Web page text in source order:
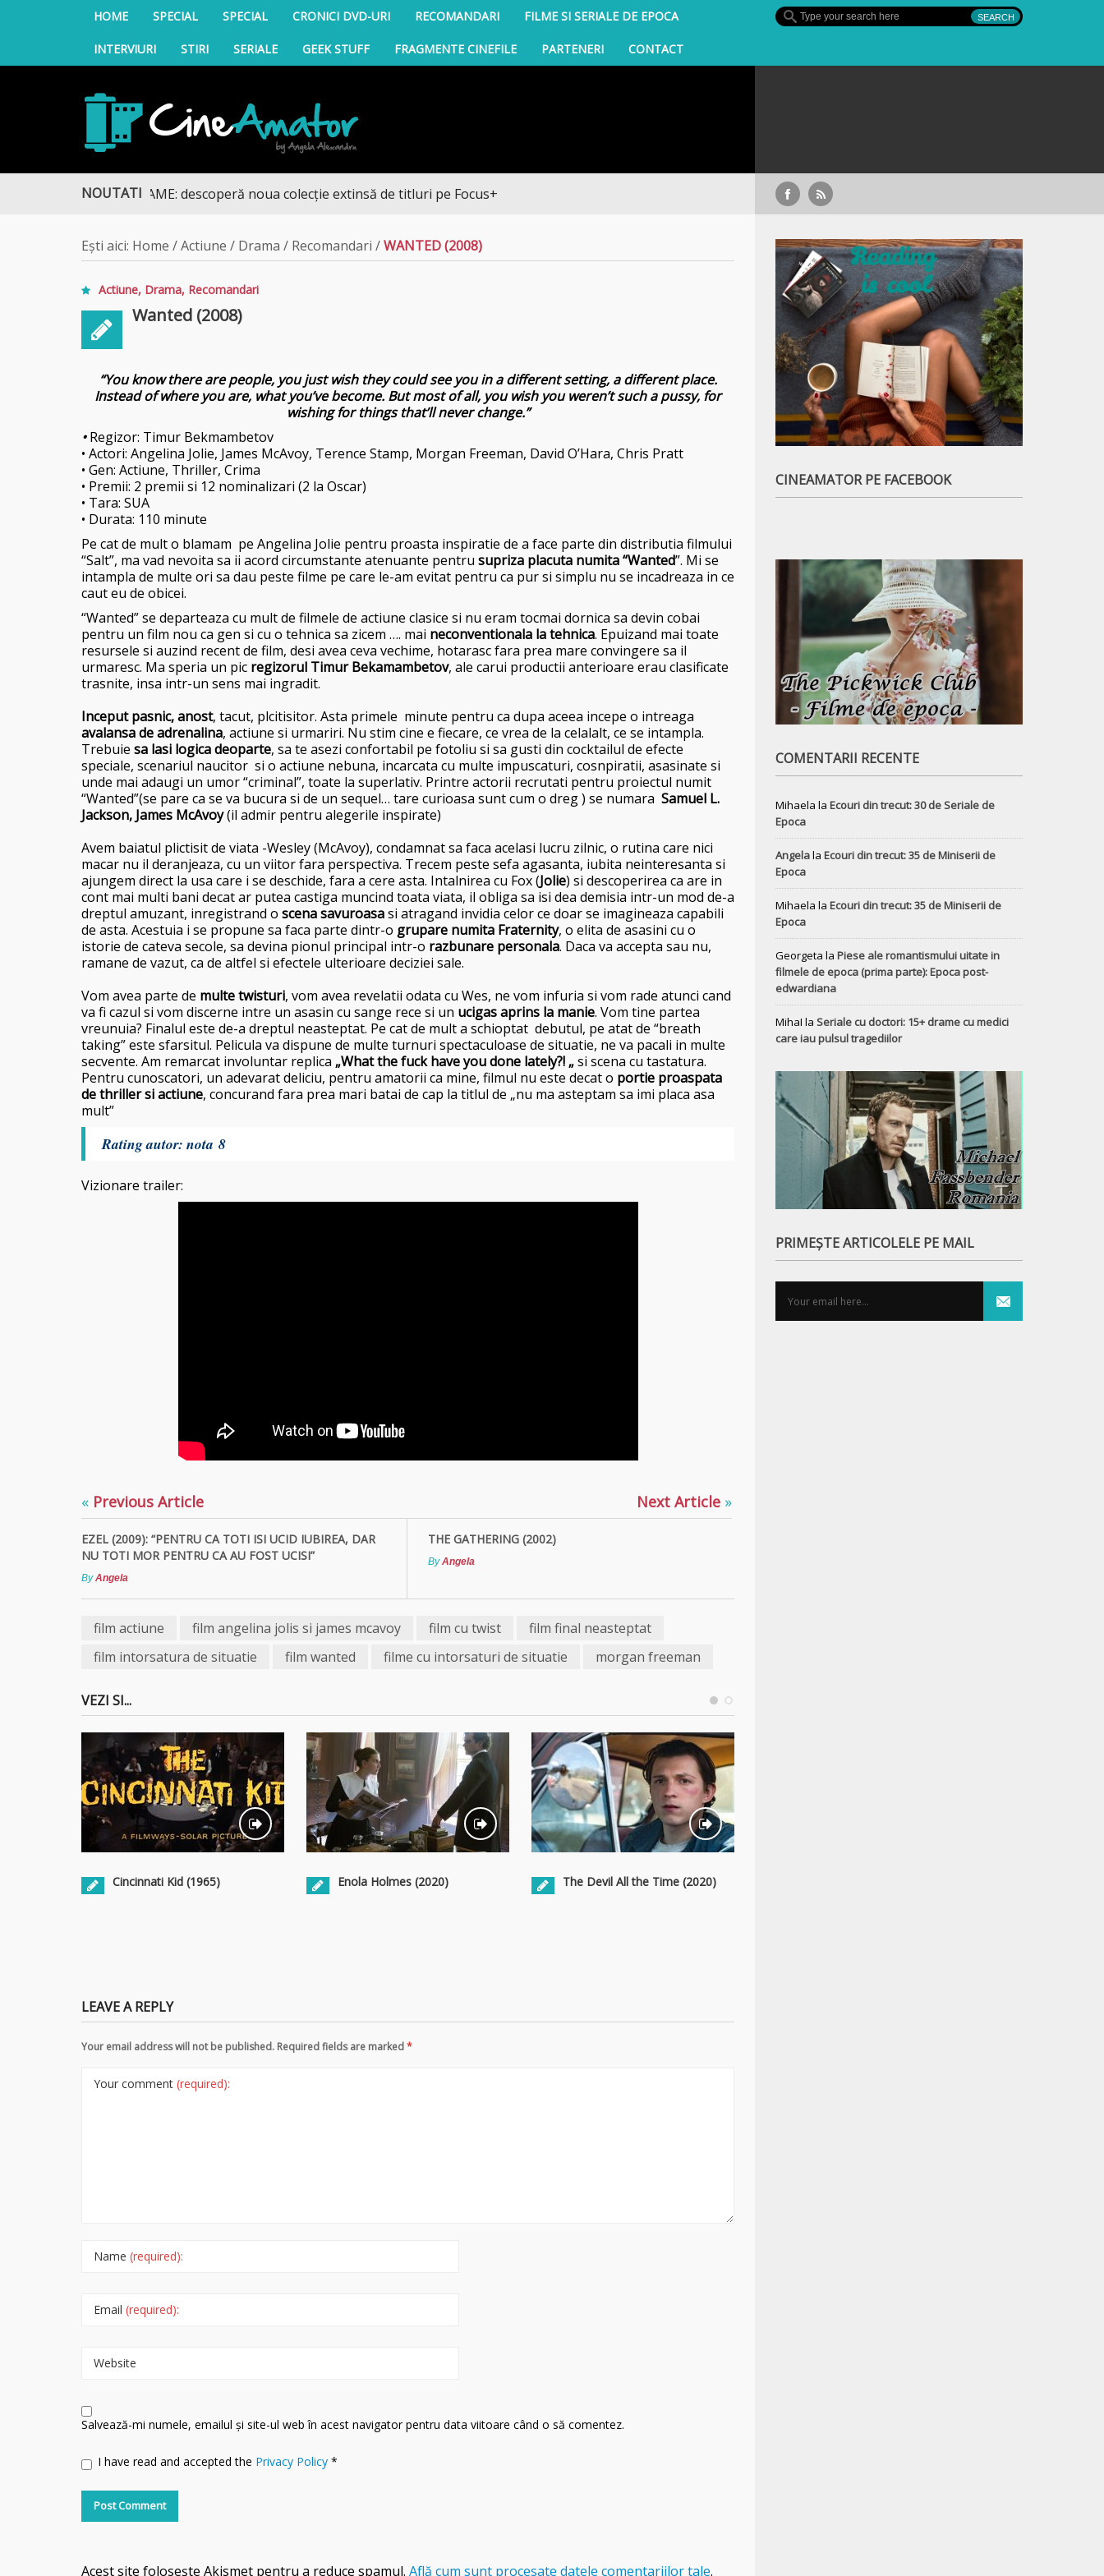
HOME SPECIAL SPECIAL CRONICI DVD-URI RECOMANDARI FILME SI SERIALE DE EPOCA
INTERVIURI STIRI SERIALE GEEK STUFF FRAGMENTE CINEFILE PARTENERI CONTACT
CineAmator
NOUTATI
FĂRĂ RECLAME: descoperă noua colecție extinsă de titluri pe Focus+
Ești aici: Home /Actiune / Drama / Recomandari /WANTED (2008)
Actiune, Drama, Recomandari
Wanted (2008)
“You know there are people, you just wish they could see you in a different setting, a different place.
Instead of where you are, what you’ve become. But most of all, you wish you weren’t such a pussy, for
wishing for things that’ll never change.”
•Regizor: Timur Bekmambetov
• Actori: Angelina Jolie, James McAvoy, Terence Stamp, Morgan Freeman, David O’Hara, Chris Pratt
• Gen: Actiune, Thriller, Crima
• Premii: 2 premii si 12 nominalizari (2 la Oscar)
• Tara: SUA
• Durata: 110 minute
Pe cat de mult o blamam pe Angelina Jolie pentru proasta inspiratie de a face parte din distributia filmului
“Salt”, ma vad nevoita sa ii acord circumstante atenuante pentru supriza placuta numita “Wanted”. Mi se
intampla de multe ori sa dau peste filme pe care le-am evitat pentru ca pur si simplu nu se incadreaza in ce
caut eu de obicei.
“Wanted” se departeaza cu mult de filmele de actiune clasice si nu eram tocmai dornica sa devin cobai
pentru un film nou ca gen si cu o tehnica sa zicem …. mai neconventionala la tehnica. Epuizand mai toate
resursele si auzind recent de film, desi avea ceva vechime, hotarasc fara prea mare convingere sa il
urmaresc. Ma speria un pic regizorul Timur Bekamambetov, ale carui productii anterioare erau clasificate
trasnite, insa intr-un sens mai ingradit.
Inceput pasnic, anost, tacut, plcitisitor. Asta primele minute pentru ca dupa aceea incepe o intreaga
avalansa de adrenalina, actiune si urmariri. Nu stim cine e fiecare, ce vrea de la celalalt, ce se intampla.
Trebuie sa lasi logica deoparte, sa te asezi confortabil pe fotoliu si sa gusti din cocktailul de efecte
speciale, scenariul naucitor si o actiune nebuna, incarcata cu multe impuscaturi, cosnpiratii, asasinate si
unde mai adaugi un umor “criminal”, toate la superlativ. Printre actorii recrutati pentru proiectul numit
“Wanted”(se pare ca se va bucura si de un sequel… tare curioasa sunt cum o dreg ) se numara Samuel L.
Jackson, James McAvoy(il admir pentru alegerile inspirate)
Avem baiatul plictisit de viata -Wesley (McAvoy), condamnat sa faca acelasi lucru zilnic, o rutina care nici
macar nu il deranjeaza, cu un viitor fara perspectiva. Trecem peste sefa agasanta, iubita neinteresanta si
ajungem direct la usa care i se deschide, fara a cere asta. Intalnirea cu Fox (Jolie) si descoperirea ca are in
cont mai multi bani decat ar putea castiga muncind toata viata, il obliga sa isi dea demisia intr-un mod de-a
dreptul amuzant, inregistrand o scena savuroasasi atragand invidia celor ce doar se imagineaza capabili
de asta. Acestuia i se propune sa faca parte dintr-o grupare numita Fraternity, o elita de asasini cu o
istorie de cateva secole, sa devina pionul principal intr-o razbunare personala. Daca va accepta sau nu,
ramane de vazut, ca de altfel si efectele ulterioare deciziei sale.
Vom avea parte de multe twisturi, vom avea revelatii odata cu Wes, ne vom infuria si vom rade atunci cand
va fi cazul si vom discerne intre un asasin cu sange rece si un ucigas aprins la manie. Vom tine partea
vreunuia? Finalul este de-a dreptul neasteptat. Pe cat de mult a schioptat debutul, pe atat de “breath
taking” este sfarsitul. Pelicula va dispune de multe turnuri spectaculoase de situatie, ne va pacali in multe
secvente. Am remarcat involuntar replica „What the fuck have you done lately?! „si scena cu tastatura.
Pentru cunoscatori, un adevarat deliciu, pentru amatorii ca mine, filmul nu este decat o portie proaspata
de thriller si actiune, concurand fara prea mari batai de cap la titlul de „nu ma asteptam sa imi placa asa
mult”
Rating autor: nota 8
Vizionare trailer:
« Previous Article
EZEL (2009): “PENTRU CA TOTI ISI UCID IUBIREA, DAR
NU TOTI MOR PENTRU CA AU FOST UCISI”
ByAngela
Next Article »
THE GATHERING (2002)
ByAngela
film actiune film angelina jolis si james mcavoy film cu twist
film final neasteptat
film intorsatura de situatie
film wanted filme cu intorsaturi de situatie morgan freeman
VEZI SI...
Cincinnati Kid (1965) Enola Holmes (2020) The Devil All the Time (2020)
LEAVE A REPLY
Your email address will not be published. Required fields are marked*
Your comment (required):
Name (required):
Email (required):
Website
Salvează-mi numele, emailul și site-ul web în acest navigator pentru data viitoare când o să comentez.
I have read and accepted the Privacy Policy *
Acest site folosește Akismet pentru a reduce spamul. Află cum sunt procesate datele comentariilor tale.
CINEAMATOR PE FACEBOOK
COMENTARII RECENTE
Mihaela la Ecouri din trecut: 30 de Seriale de
Epoca
Angelala Ecouri din trecut: 35 de Miniserii de
Epoca
Mihaela la Ecouri din trecut: 35 de Miniserii de
Epoca
Georgeta la Piese ale romantismului uitate in
filmele de epoca (prima parte): Epoca post-
edwardiana
MihaI la Seriale cu doctori: 15+ drame cu medici
care iau pulsul tragediilor
PRIMEȘTE ARTICOLELE PE MAIL